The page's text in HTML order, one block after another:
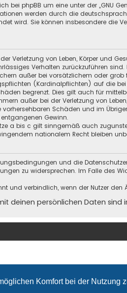
Komfort bei der Nutzung
bei phpBB um eine unter der „GNU
werden durch die
wird. Sie können insbesondere die
Verletzung von Leben, Körper und
Verhalten zurückzuführen
außer bei vorsätzlichem oder
(Kardinalpflichten) auf die
begrenzt. Dies gilt auch für
außer bei der Verletzung von
vorhersehbaren Schäden und im
Gewinn.
a bis c gilt sinngemäß auch
nationalem Recht bleiben
und die
zu widersprechen. Im Falle des
und verbindlich, wenn der Nutzer
deinen persönlichen Daten sind